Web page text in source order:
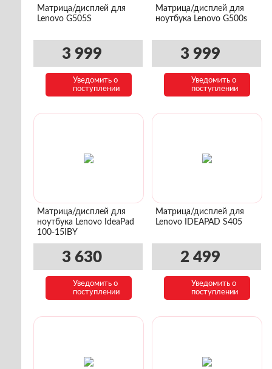
Матрица/дисплей для
Lenovo G505S
3 999
Уведомить о
поступлении
Матрица/дисплей для
ноутбука Lenovo G500s
3 999
Уведомить о
поступлении
Матрица/дисплей для
ноутбука Lenovo IdeaPad
100-15IBY
3 630
Уведомить о
поступлении
Матрица/дисплей для
Lenovo IDEAPAD S405
2 499
Уведомить о
поступлении